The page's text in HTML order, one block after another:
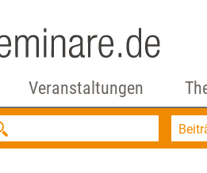
Veranstaltungen